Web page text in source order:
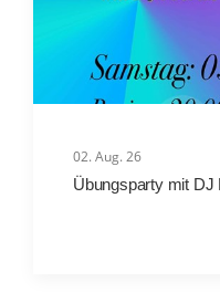
02. Aug. 26
Übungsparty mit DJ